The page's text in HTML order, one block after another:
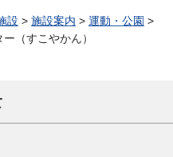
設 > 施設案内 > 運動・公園 >
（すこやかん）